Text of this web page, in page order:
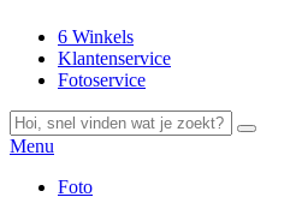
6 Winkels
Klantenservice
Fotoservice
Menu
Foto